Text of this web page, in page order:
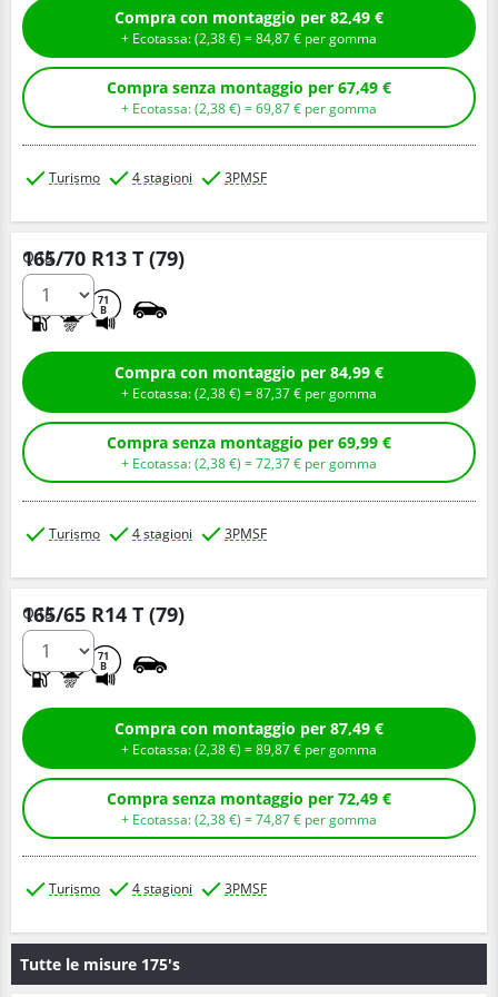
Compra con montaggio per 82,49 €
+ Ecotassa: (2,38€ ) =84,87€ per gomma
Compra senza montaggio per 67,49 €
+ Ecotassa: (2,38€ ) =69,87€ per gomma
Turismo 4 stagioni 3PMSF
165/70 R13 T (79)
71
B
Q.tà
Compra con montaggio per 84,99 €
+ Ecotassa: (2,38€ ) =87,37€ per gomma
Compra senza montaggio per 69,99 €
+ Ecotassa: (2,38€ ) =72,37€ per gomma
Turismo 4 stagioni 3PMSF
165/65 R14 T (79)
71
B
Q.tà
Compra con montaggio per 87,49 €
+ Ecotassa: (2,38€ ) =89,87€ per gomma
Compra senza montaggio per 72,49 €
+ Ecotassa: (2,38€ ) =74,87€ per gomma
Turismo 4 stagioni 3PMSF
Tutte le misure 175's